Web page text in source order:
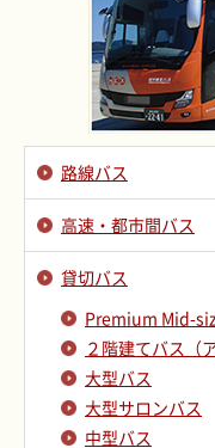
路線バス
高速・都市間バス
貸切バス
Premium Mid-
２階建てバス（
大型バス
大型サロンバス
中型バス